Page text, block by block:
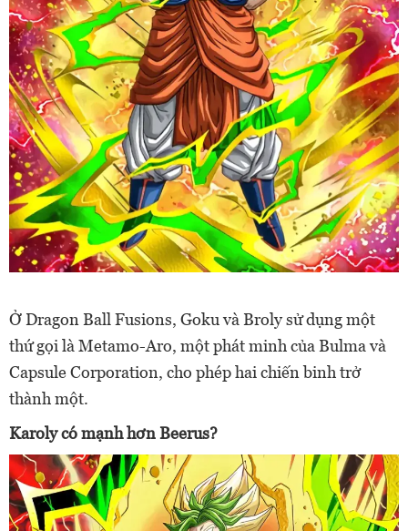
Ở Dragon Ball Fusions, Goku và Broly sử dụng một
thứ gọi là Metamo-Aro, một phát minh của Bulma và
Capsule Corporation, cho phép hai chiến binh trở
thành một.
Karoly có mạnh hơn Beerus?